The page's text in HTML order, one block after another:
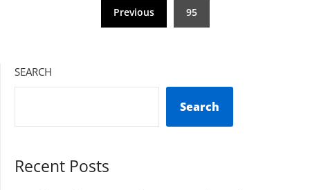
Previous 95
SEARCH
Search
Recent Posts